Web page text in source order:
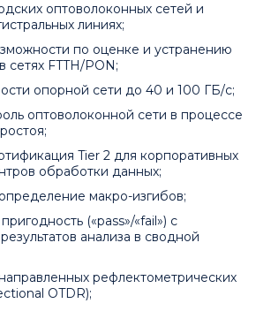
оптоволоконных сетей и
линиях;
по оценке и устранению
сетях FTTH/PON;
опорной сети до 40 и 100 ГБ/с;
оптоволоконной сети в процессе
Tier 2 для корпоративных
обработки данных;
макро-изгибов;
(«pass»/«fail») с
анализа в сводной
рефлектометрических
OTDR);